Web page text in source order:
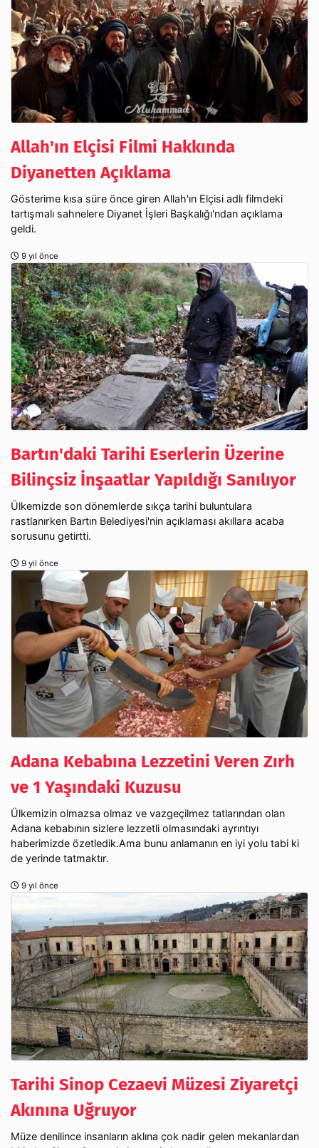
Allah'ın Elçisi Filmi Hakkında
Diyanetten Açıklama
Gösterime kısa süre önce giren Allah'ın Elçisi adlı filmdeki
tartışmalı sahnelere Diyanet İşleri Başkalığı'ndan açıklama
geldi.
9 yıl önce
Bartın'daki Tarihi Eserlerin Üzerine
Bilinçsiz İnşaatlar Yapıldığı Sanılıyor
Ülkemizde son dönemlerde sıkça tarihi buluntulara
rastlanırken Bartın Belediyesi'nin açıklaması akıllara acaba
sorusunu getirtti.
9 yıl önce
Adana Kebabına Lezzetini Veren Zırh
ve 1 Yaşındaki Kuzusu
Ülkemizin olmazsa olmaz ve vazgeçilmez tatlarından olan
Adana kebabının sizlere lezzetli olmasındaki ayrıntıyı
haberimizde özetledik.Ama bunu anlamanın en iyi yolu tabi ki
de yerinde tatmaktır.
9 yıl önce
Tarihi Sinop Cezaevi Müzesi Ziyaretçi
Akınına Uğruyor
Müze denilince insanların aklına çok nadir gelen mekanlardan